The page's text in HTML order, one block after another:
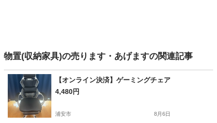
物置(収納家具)の売ります・あげますの関連記事
【オンライン決済】ゲーミングチェア
4,480円
浦安市 8月6日